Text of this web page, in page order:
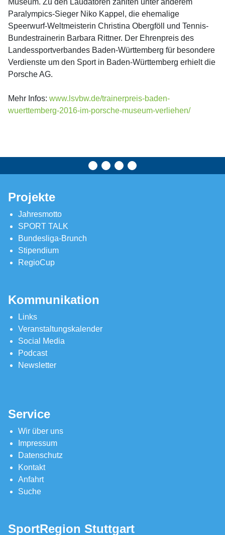
Paralympics-Sieger Niko Kappel, die ehemalige
Speerwurf-Weltmeisterin Christina Obergföll und Tennis-
Bundestrainerin Barbara Rittner. Der Ehrenpreis des
Landessportverbandes Baden-Württemberg für besondere
Verdienste um den Sport in Baden-Württemberg erhielt die
Porsche AG.
Mehr Infos: www.lsvbw.de/trainerpreis-baden-
wuerttemberg-2016-im-porsche-museum-verliehen/
Projekte
Jahresmotto
SPORT TALK
Bundesliga-Brunch
Stipendium
RegioCup
Kommunikation
Links
Veranstaltungskalender
Social Media
Podcast
Newsletter
Service
Wir über uns
Impressum
Datenschutz
Kontakt
Anfahrt
Suche
SportRegion Stuttgart